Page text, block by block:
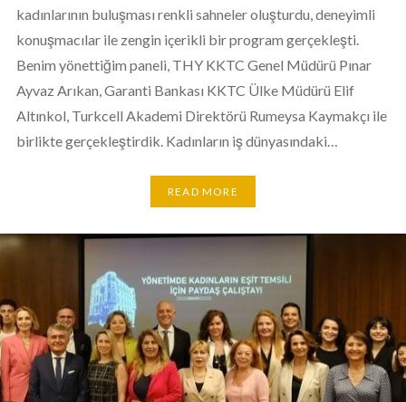
kadınlarının buluşması renkli sahneler oluşturdu, deneyimli
konuşmacılar ile zengin içerikli bir program gerçekleşti.
Benim yönettiğim paneli, THY KKTC Genel Müdürü Pınar
Ayvaz Arıkan, Garanti Bankası KKTC Ülke Müdürü Elif
Altınkol, Turkcell Akademi Direktörü Rumeysa Kaymakçı ile
birlikte gerçekleştirdik. Kadınların iş dünyasındaki…
READ MORE